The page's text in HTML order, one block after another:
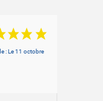
: Le 11 octobre